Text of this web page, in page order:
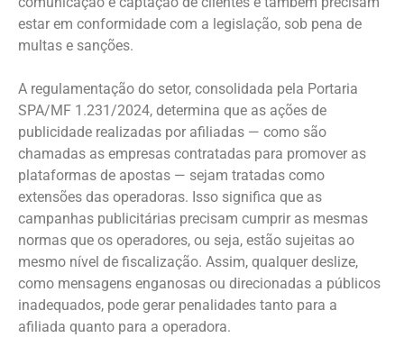
estar em conformidade com a legislação, sob pena de
multas e sanções.
A regulamentação do setor, consolidada pela Portaria
SPA/MF 1.231/2024, determina que as ações de
publicidade realizadas por afiliadas — como são
chamadas as empresas contratadas para promover as
plataformas de apostas — sejam tratadas como
extensões das operadoras. Isso significa que as
campanhas publicitárias precisam cumprir as mesmas
normas que os operadores, ou seja, estão sujeitas ao
mesmo nível de fiscalização. Assim, qualquer deslize,
como mensagens enganosas ou direcionadas a públicos
inadequados, pode gerar penalidades tanto para a
afiliada quanto para a operadora.